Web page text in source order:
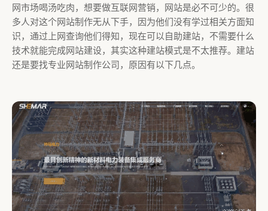
网市场喝汤吃肉，想要做互联网营销，网站是必不可少的。很
多人对这个网站制作无从下手，因为他们没有学过相关方面知
识，通过上网查询他们得知，现在可以自助建站，不需要什么
技术就能完成网站建设，其实这种建站模式是不太推荐。建站
还是要找专业网站制作公司，原因有以下几点。